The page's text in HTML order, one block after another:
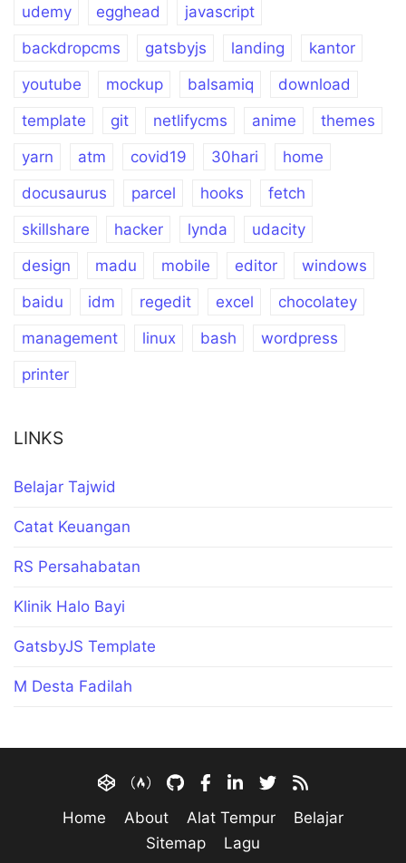
udemy
egghead
javascript
backdropcms
gatsbyjs landing
kantor
youtube
mockup balsamiq
download
template
git netlifycms anime
themes
yarn
atm covid19 30hari
home
docusaurus
parcel hooks
fetch
skillshare
hacker lynda
udacity
design
madu mobile editor
windows
baidu
idm regedit excel
chocolatey
management
linux bash
wordpress
printer
LINKS
Belajar Tajwid
Catat Keuangan
RS Persahabatan
Klinik Halo Bayi
GatsbyJS Template
M Desta Fadilah
Home About Alat Tempur
Belajar
Sitemap
Lagu